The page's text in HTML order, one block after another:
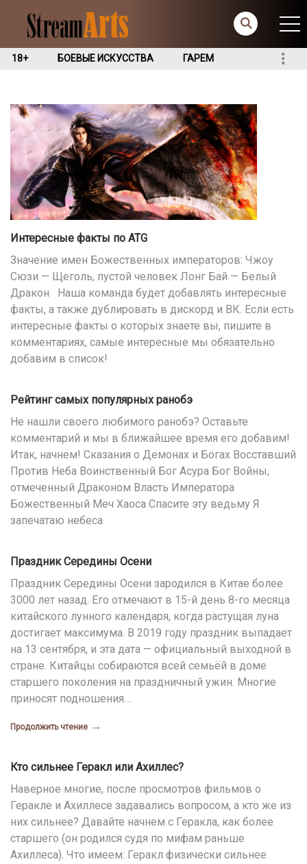
18+ БОЕВЫЕ ИСКУССТВА ГАРЕМ
Интересные факты по ATG
Значение имен Божественных императоров: Чжоу
Сюзи — Щеголь, пустой человек Лонг Бай — Белый
Дракон Наша команда будет добавлять интересные
факты, а также дублировать в дискорд и ВК. Если есть
интересные факты о которых знаете вы, пишите в
комментариях, самые интересные мы обязательно
добавим в список!
Рейтинг самых популярных ранобэ
Не нашли своего любимого ранобэ? Оставьте
комментарий и мы в ближайшее время его добавим!
Итак, начнем! Сказания о Демонах и Богах Восставший
Против Неба Воинственный Бог Асура Бог Войны,
отмеченный Драконом Власть Императора
Божественный Меч Хаоса Спасите эту ведьму Я
запечатаю небеса
Праздник Середины Осени
Праздник Середины Осени зародился в Китае более
3000 лет назад. Его отмечают в 15-й день 8-го месяца
китайского лунного календаря, когда растущая луна
достигает максимума. В 2019 году праздник выпадает
на 13 сентября, и эта дата — официальный выходной в
стране. Китайцы собираются всей семьёй в доме
старшего поколения на праздничный ужин. Многие
приносят подношения…
Продолжить чтение →
Кто сильнее Геракл или Ахиллес?
Наверное многие, после просмотров фильмов о
Геракле и Ахиллесе задавались вопросом, а кто же из
них сильнее? Давайте начнем с Геракла, как более
старшего (он родился судя по мифам раньше
Ахиллеса). Что имеем: Геракл физически сильнее